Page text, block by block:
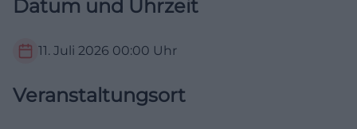
Datum und Uhrzeit
11. Juli 2026 00:00 Uhr
Veranstaltungsort